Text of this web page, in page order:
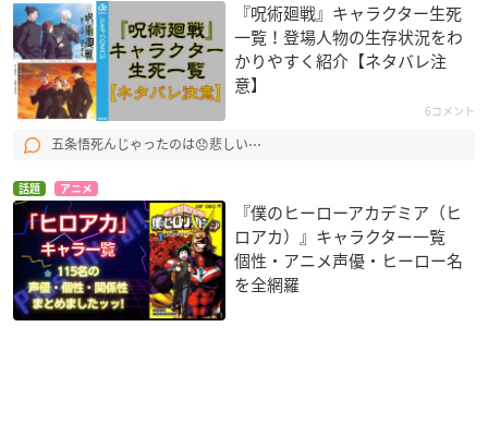
『呪術廻戦』キャラクター生死
一覧！登場人物の生存状況をわ
かりやすく紹介【ネタバレ注
意】
6コメント
五条悟死んじゃったのは😞悲しい⋯
話題 アニメ
『僕のヒーローアカデミア（ヒ
ロアカ）』キャラクター一覧
個性・アニメ声優・ヒーロー名
を全網羅